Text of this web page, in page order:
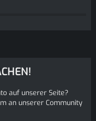
auf unserer Seite?
an unserer Community